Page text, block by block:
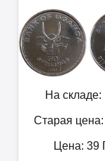
На складе:
Старая
Цена: 39